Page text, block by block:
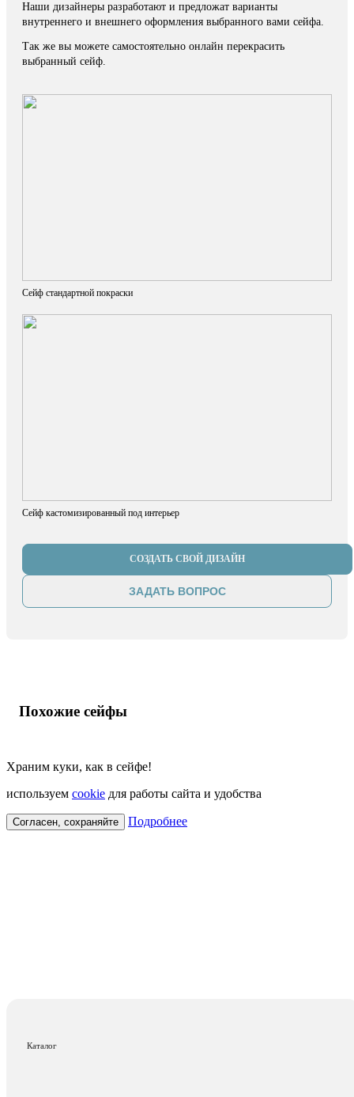
Каталог
Наши дизайнеры разработают и предложат варианты
внутреннего и внешнего оформления выбранного вами сейфа.
Так же вы можете самостоятельно онлайн перекрасить
выбранный сейф.
Сейф стандартной покраски
Сейф кастомизированный под интерьер
СОЗДАТЬ СВОЙ ДИЗАЙН
ЗАДАТЬ ВОПРОС
Похожие сейфы
Храним куки, как в сейфе!
используем cookie для работы сайта и удобства
Согласен, сохраняйте Подробнее